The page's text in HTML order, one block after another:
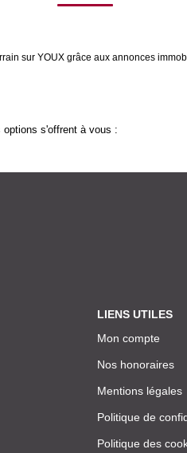
sur YOUX grâce aux annonces
options s'offrent à vous :
LIENS UTILES
Mon compte
Nos honoraires
Mentions légales
Politique de
Politique des